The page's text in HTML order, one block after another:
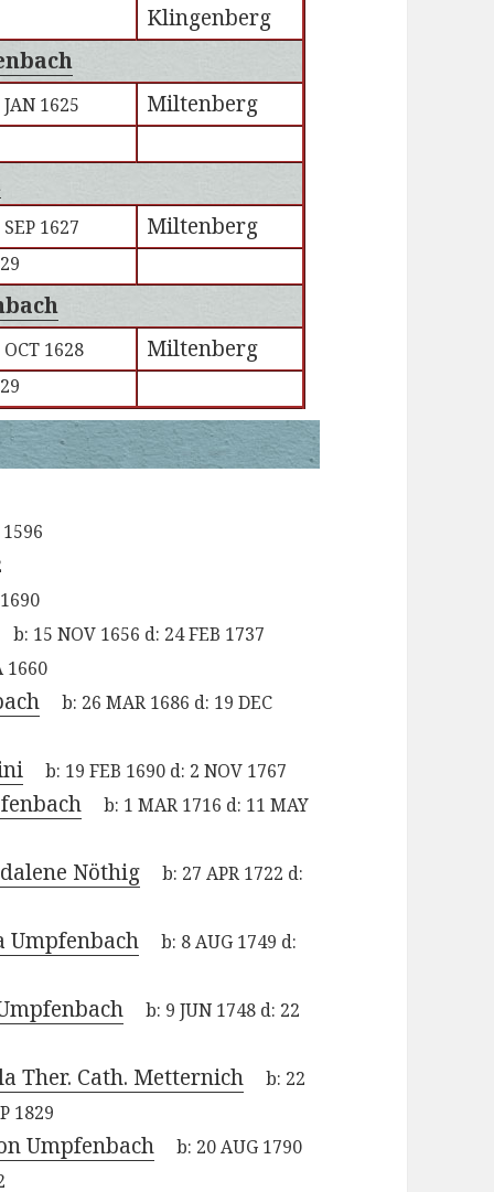
Klingenberg
1625 Miltenberg
1627 Miltenberg
1628 Miltenberg
b: 15 NOV 1656 d: 24 FEB 1737
1660
b: 26 MAR 1686 d: 19 DEC
b: 19 FEB 1690 d: 2 NOV 1767
b: 1 MAR 1716 d: 11 MAY
Nöthig b: 27 APR 1722 d:
Umpfenbach b: 8 AUG 1749 d:
b: 9 JUN 1748 d: 22
Ther. Cath. Metternich b: 22
1829
Umpfenbach b: 20 AUG 1790